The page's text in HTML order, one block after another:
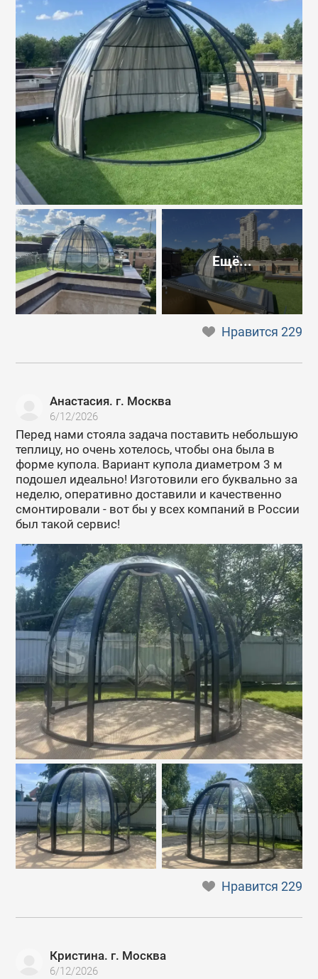
Ещё...
Нравится229
Анастасия. г. Москва
6/12/2026
Перед нами стояла задача поставить небольшую
теплицу, но очень хотелось, чтобы она была в
форме купола. Вариант купола диаметром 3 м
подошел идеально! Изготовили его буквально за
неделю, оперативно доставили и качественно
смонтировали - вот бы у всех компаний в России
был такой сервис!
Нравится229
Кристина. г. Москва
6/12/2026